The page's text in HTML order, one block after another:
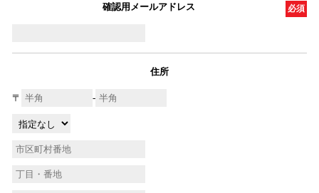
確認用メールアドレス 必須
住所
〒 -